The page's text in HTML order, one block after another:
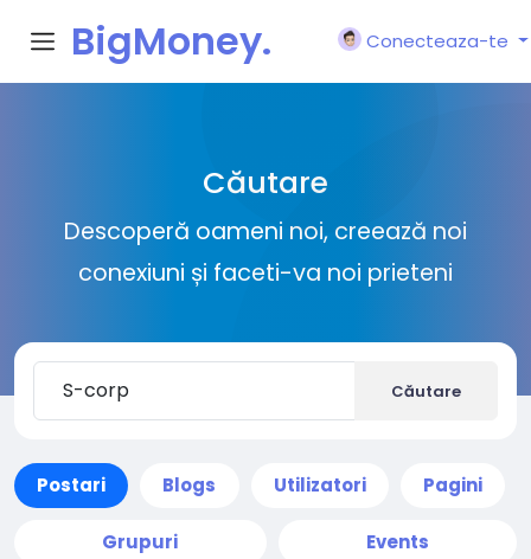
BigMoney.
Conecteaza-te
Căutare
Descoperă oameni noi, creează noi
conexiuni și faceti-va noi prieteni
Căutare
Postari Blogs Utilizatori Pagini
Grupuri Events